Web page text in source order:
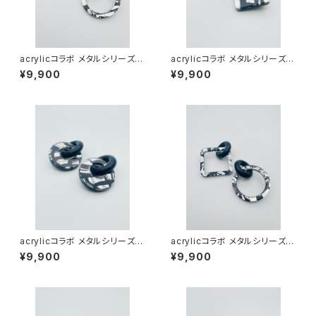
acrylicコラボ メタルシリーズ
（ブラック系）AMB-MM24004
¥9,900
acrylicコラボ メタルシリーズ
（ブラック系）AMB-MM24002
¥9,900
acrylicコラボ メタルシリーズ
（ブラック系）AMB-MM24001
¥9,900
acrylicコラボ メタルシリーズ
（ブラック系）AMB-MM24006
¥9,900